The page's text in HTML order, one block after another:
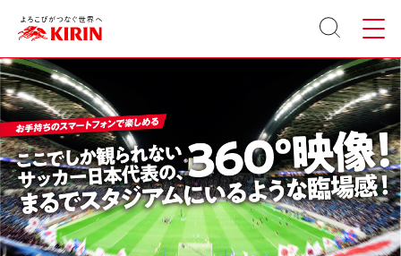
サイト
内検索
メニュ
ー